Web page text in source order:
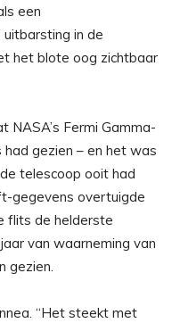
een
uitbarsting in de
het blote oog zichtbaar
NASA’s Fermi Gamma-
gezien – en het was
telescoop ooit had
gegevens overtuigde
flits de helderste
van waarneming van
gezien.
“Het steekt met